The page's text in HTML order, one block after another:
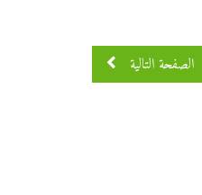
الصفحة التالية